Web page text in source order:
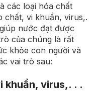
các loại hóa chất
chất, vi khuẩn, virus,.
nước đạt được
của chúng là rất
khỏe con người và
vai trò sau:
khuẩn, virus,. . .